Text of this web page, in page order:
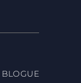
BLOGUE